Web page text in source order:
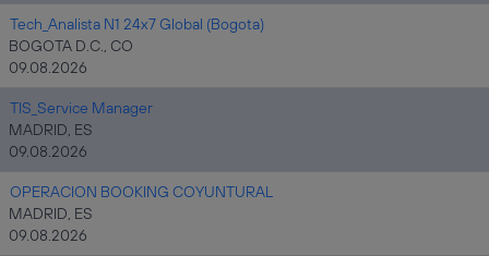
Tech_Analista N1 24x7 Global (Bogota)
BOGOTA D.C., CO
09.08.2026
TIS_Service Manager
MADRID, ES
09.08.2026
OPERACION BOOKING COYUNTURAL
MADRID, ES
09.08.2026